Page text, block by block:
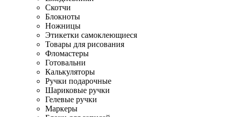
Скотчи
Блокноты
Ножницы
Этикетки самоклеющиеся
Товары для рисования
Фломастеры
Готовальни
Калькуляторы
Ручки подарочные
Шариковые ручки
Гелевые ручки
Маркеры